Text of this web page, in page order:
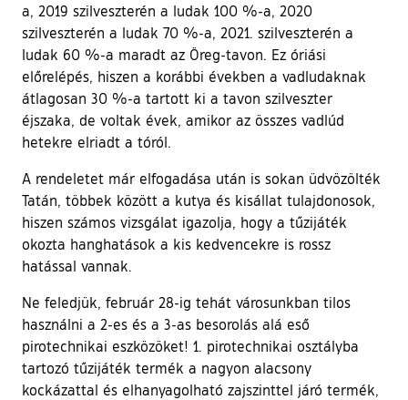
a, 2019 szilveszterén a ludak 100 %-a, 2020
szilveszterén a ludak 70 %-a, 2021. szilveszterén a
ludak 60 %-a maradt az Öreg-tavon. Ez óriási
előrelépés, hiszen a korábbi években a vadludaknak
átlagosan 30 %-a tartott ki a tavon szilveszter
éjszaka, de voltak évek, amikor az összes vadlúd
hetekre elriadt a tóról.
A rendeletet már elfogadása után is sokan üdvözölték
Tatán, többek között a kutya és kisállat tulajdonosok,
hiszen számos vizsgálat igazolja, hogy a tűzijáték
okozta hanghatások a kis kedvencekre is rossz
hatással vannak.
Ne feledjük, február 28-ig tehát városunkban tilos
használni a 2-es és a 3-as besorolás alá eső
pirotechnikai eszközöket! 1. pirotechnikai osztályba
tartozó tűzijáték termék a nagyon alacsony
kockázattal és elhanyagolható zajszinttel járó termék,